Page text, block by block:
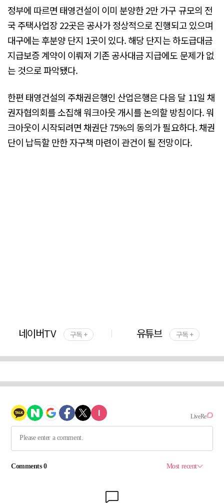
정부에 따르면 태영건설이 이미 분양한 2만 가구 규모의 전
국 주택사업장 22곳은 공사가 정상적으로 진행되고 있으며
대구에는 후분양 단지 1곳이 있다. 해당 단지는 하도급대금
지급보증 계약이 이뤄져 기존 공사대금 지급에도 문제가 없
는 것으로 파악됐다.
한편 태영건설의 주채권은행인 산업은행은 다음 달 11일 채
권자협의회를 소집해 워크아웃 개시를 논의할 방침이다. 워
크아웃이 시작되려면 채권단 75%의 동의가 필요하다. 채권
단이 납득할 만한 자구책 마련이 관건이 될 전망이다.
네이버TV 구독 + 유튜브 구독 +